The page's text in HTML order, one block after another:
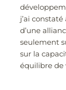
j’ai
d’une
seulement
sur la
équilibre de